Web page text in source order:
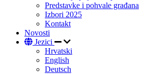
Predstavke i pohvale građana
Izbori 2025
Kontakt
Novosti
Jezici
Hrvatski
English
Deutsch